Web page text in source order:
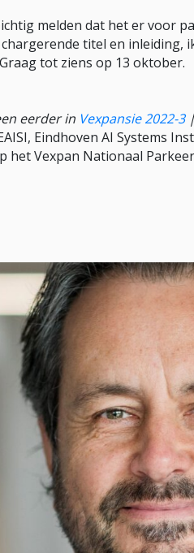
melden dat het er voor
titel en inleiding,
tot ziens op 13 oktober.
eerder in Vexpansie 2022-3|
Eindhoven AI Systems
het Vexpan Nationaal